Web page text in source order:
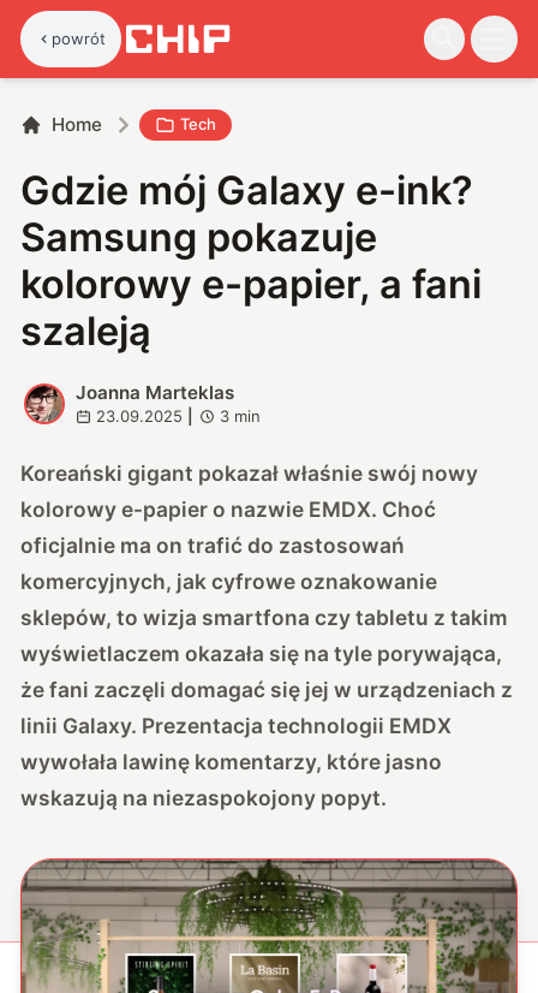
powrót
Home Tech
Gdzie mój Galaxy e-ink?
Samsung pokazuje
kolorowy e-papier, a fani
szaleją
J
Joanna Marteklas
23.09.2025 3 min
Koreański gigant pokazał właśnie swój nowy
kolorowy e-papier o nazwie EMDX. Choć
oficjalnie ma on trafić do zastosowań
komercyjnych, jak cyfrowe oznakowanie
sklepów, to wizja smartfona czy tabletu z takim
wyświetlaczem okazała się na tyle porywająca,
że fani zaczęli domagać się jej w urządzeniach z
linii Galaxy. Prezentacja technologii EMDX
wywołała lawinę komentarzy, które jasno
wskazują na niezaspokojony popyt.